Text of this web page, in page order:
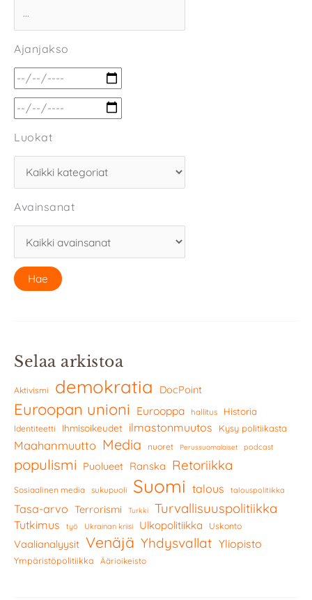
Ajanjakso
Luokat
Avainsanat
Selaa arkistoa
Aktivismi demokratia DocPoint
Euroopan unioni Eurooppa hallitus Historia
Identiteetti Ihmisoikeudet ilmastonmuutos Kysy politiikasta
Maahanmuutto Media nuoret Perussuomalaiset podcast
populismi Puolueet Ranska Retoriikka
Sosiaalinen media sukupuoli Suomi talous talouspolitiikka
Tasa-arvo Terrorismi Turkki Turvallisuuspolitiikka
Tutkimus työ Ukrainan kriisi Ulkopolitiikka Uskonto
Vaalianalyysit Venäjä Yhdysvallat Yliopisto
Ympäristöpolitiikka Äärioikeisto